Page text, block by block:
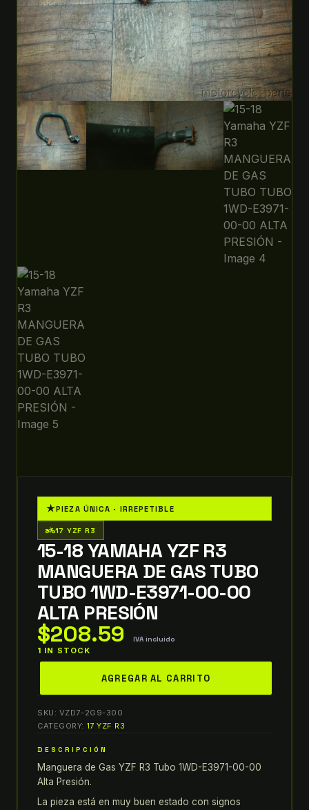
★PIEZA ÚNICA · IRREPETIBLE
two_wheeler17 YZF R3
15-18 YAMAHA YZF R3
MANGUERA DE GAS TUBO
TUBO 1WD-E3971-00-00
ALTA PRESIÓN
$208.59 IVA incluido
1 IN STOCK
YZF
MANGUERA
DE
GAS
TUBO
AGREGAR AL CARRITO
SKU: VZD7-2G9-300
CATEGORY: 17 YZF R3
DESCRIPCIÓN
Manguera de Gas YZF R3 Tubo 1WD-E3971-00-00
Alta Presión.
La pieza está en muy buen estado con signos